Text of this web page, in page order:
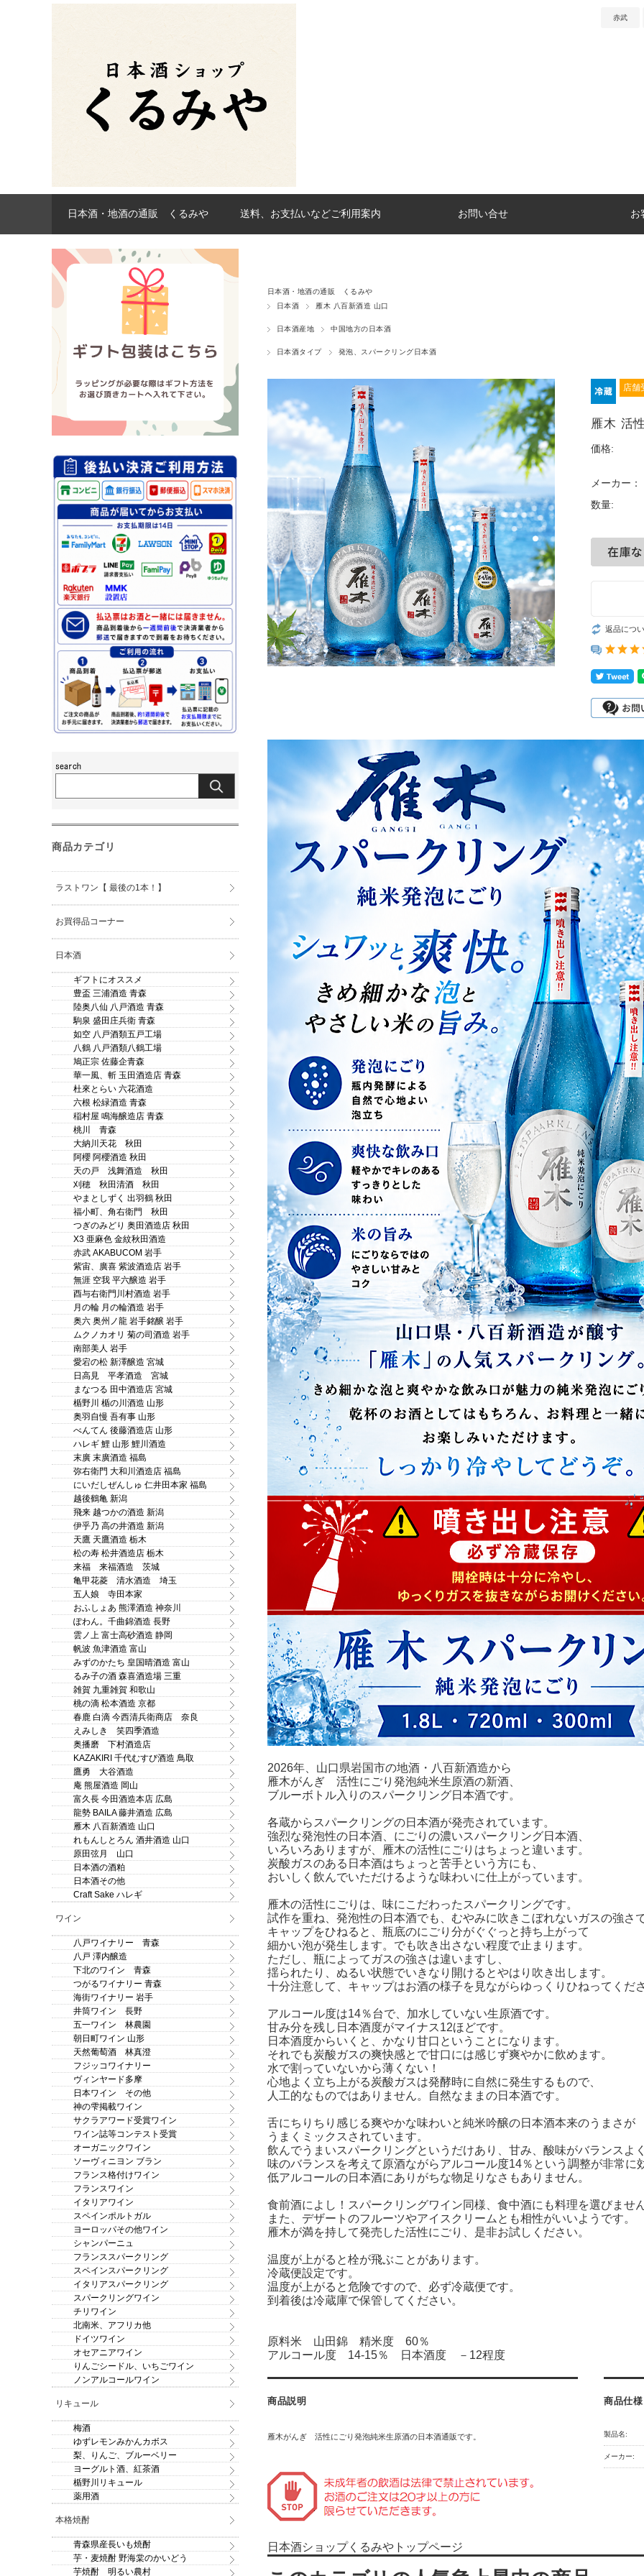
赤武
日本酒・地酒の通販 くるみや 送料、お支払いなどご利用案内 お問い合せ お
日本酒・地酒の通販 くるみや
日本酒
雁木 八百新酒造 山口
日本酒産地 中国地方の日本酒
日本酒タイプ 発泡、スパークリング日本酒
店舗
雁木 活
価格:
メーカー：
数量:
返品につ
2026年、山口県岩国市の地酒・八百新酒造から
雁木がんぎ 活性にごり発泡純米生原酒の新酒、
ブルーボトル入りのスパークリング日本酒です。
各蔵からスパークリングの日本酒が発売されています。
強烈な発泡性の日本酒、にごりの濃いスパークリング日本酒、
いろいろありますが、雁木の活性にごりはちょっと違います。
炭酸ガスのある日本酒はちょっと苦手という方にも、
おいしく飲んでいただけるような味わいに仕上がっています。
雁木の活性にごりは、味にこだわったスパークリングです。
試作を重ね、発泡性の日本酒でも、むやみに吹きこぼれないガスの強さ
キャップをひねると、瓶底のにごり分がぐぐっと持ち上がって
細かい泡が発生します。でも吹き出さない程度で止まります。
ただし、瓶によってガスの強さは違いますし、
揺られたり、ぬるい状態でいきなり開けるとやはり吹き出します。
十分注意して、キャップはお酒の様子を見ながらゆっくりひねってくだ
アルコール度は14％台で、加水していない生原酒です。
甘み分を残し日本酒度がマイナス12ほどです。
日本酒度からいくと、かなり甘口ということになります。
それでも炭酸ガスの爽快感とで甘口には感じず爽やかに飲めます。
水で割っていないから薄くない！
心地よく立ち上がる炭酸ガスは発酵時に自然に発生するもので、
人工的なものではありません。自然なままの日本酒です。
舌にちりちり感じる爽やかな味わいと純米吟醸の日本酒本来のうまさが
うまくミックスされています。
飲んでうまいスパークリングというだけあり、甘み、酸味がバランスよ
味のバランスを考えて原酒ながらアルコール度14％という調整が非常に
低アルコールの日本酒にありがちな物足りなさもありません。
食前酒によし！スパークリングワイン同様、食中酒にも料理を選びませ
また、デザートのフルーツやアイスクリームとも相性がいいようです。
雁木が満を持して発売した活性にごり、是非お試しください。
温度が上がると栓が飛ぶことがあります。
冷蔵便設定です。
温度が上がると危険ですので、必ず冷蔵便です。
到着後は冷蔵庫で保管してください。
原料米 山田錦 精米度 60％
アルコール度 14-15％ 日本酒度 －12程度
商品説明
雁木がんぎ 活性にごり発泡純米生原酒の日本酒通販です。
商品仕様
製品名:
メーカー:
日本酒ショップくるみやトップページ
商品カテゴリ
ラストワン【 最後の1本！】
お買得品コーナー
日本酒
ギフトにオススメ
豊盃 三浦酒造 青森
陸奥八仙 八戸酒造 青森
駒泉 盛田庄兵衛 青森
如空 八戸酒類五戸工場
八鶴 八戸酒類八鶴工場
鳩正宗 佐藤企青森
華一風、斬 玉田酒造店 青森
杜來とらい 六花酒造
六根 松緑酒造 青森
稲村屋 鳴海醸造店 青森
桃川 青森
大納川天花 秋田
阿櫻 阿櫻酒造 秋田
天の戸 浅舞酒造 秋田
刈穂 秋田清酒 秋田
やまとしずく 出羽鶴 秋田
福小町、角右衛門 秋田
つぎのみどり 奥田酒造店 秋田
X3 亜麻色 金紋秋田酒造
赤武 AKABUCOM 岩手
紫宙、廣喜 紫波酒造店 岩手
無涯 空我 平六醸造 岩手
酉与右衛門川村酒造 岩手
月の輪 月の輪酒造 岩手
奥六 奥州ノ龍 岩手銘醸 岩手
ムクノカオリ 菊の司酒造 岩手
南部美人 岩手
愛宕の松 新澤醸造 宮城
日高見 平孝酒造 宮城
まなつる 田中酒造店 宮城
楯野川 楯の川酒造 山形
奥羽自慢 吾有事 山形
べんてん 後藤酒造店 山形
ハレギ 鯉 山形 鯉川酒造
末廣 末廣酒造 福島
弥右衛門 大和川酒造店 福島
にいだしぜんしゅ 仁井田本家 福島
越後鶴亀 新潟
飛来 越つかの酒造 新潟
伊乎乃 高の井酒造 新潟
天鷹 天鷹酒造 栃木
松の寿 松井酒造店 栃木
来福 来福酒造 茨城
亀甲花菱 清水酒造 埼玉
五人娘 寺田本家
おふしょあ 熊澤酒造 神奈川
ぽわん。千曲錦酒造 長野
雲ノ上 富士高砂酒造 静岡
帆波 魚津酒造 富山
みずのかたち 皇国晴酒造 富山
るみ子の酒 森喜酒造場 三重
雑賀 九重雑賀 和歌山
桃の滴 松本酒造 京都
春鹿 白滴 今西清兵衛商店 奈良
えみしき 笑四季酒造
奥播磨 下村酒造店
KAZAKIRI 千代むすび酒造 鳥取
鷹勇 大谷酒造
庵 熊屋酒造 岡山
富久長 今田酒造本店 広島
龍勢 BAILA 藤井酒造 広島
雁木 八百新酒造 山口
れもんしとろん 酒井酒造 山口
原田弦月 山口
日本酒の酒粕
日本酒その他
Craft Sake ハレギ
ワイン
八戸ワイナリー 青森
八戸 澤内醸造
下北のワイン 青森
つがるワイナリー 青森
海街ワイナリー 岩手
井筒ワイン 長野
五一ワイン 林農園
朝日町ワイン 山形
天然葡萄酒 林真澄
フジッコワイナリー
ヴィンヤード多摩
日本ワイン その他
神の雫掲載ワイン
サクラアワード受賞ワイン
ワイン誌等コンテスト受賞
オーガニックワイン
ソーヴィニヨン ブラン
フランス格付けワイン
フランスワイン
イタリアワイン
スペインポルトガル
ヨーロッパその他ワイン
シャンパーニュ
フランススパークリング
スペインスパークリング
イタリアスパークリング
スパークリングワイン
チリワイン
北南米、アフリカ他
ドイツワイン
オセアニアワイン
りんごシードル、いちごワイン
ノンアルコールワイン
リキュール
梅酒
ゆずレモンみかんカボス
梨、りんご、ブルーベリー
ヨーグルト酒、紅茶酒
楯野川リキュール
薬用酒
本格焼酎
青森県産長いも焼酎
芋・麦焼酎 野海棠のかいどう
芋焼酎 明るい農村